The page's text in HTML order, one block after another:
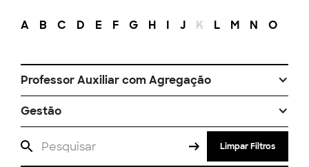
A B C D E F G H I J K L M N O
Professor Auxiliar com Agregação
Gestão
Limpar Filtros